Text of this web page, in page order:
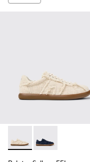
Pelotas Soller x EFI -
Pelotas Soller